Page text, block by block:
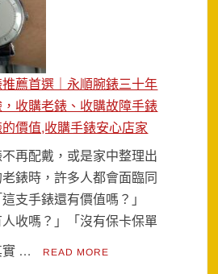
薦首選｜永順腕錶三十年
收購老錶、收購故障手錶
價值,收購手錶安心店家
再配戴，或是家中整理出
錶時，許多人都會面臨同
支手錶還有價值嗎？」
人收嗎？」「沒有保卡保單
實 … READ MORE